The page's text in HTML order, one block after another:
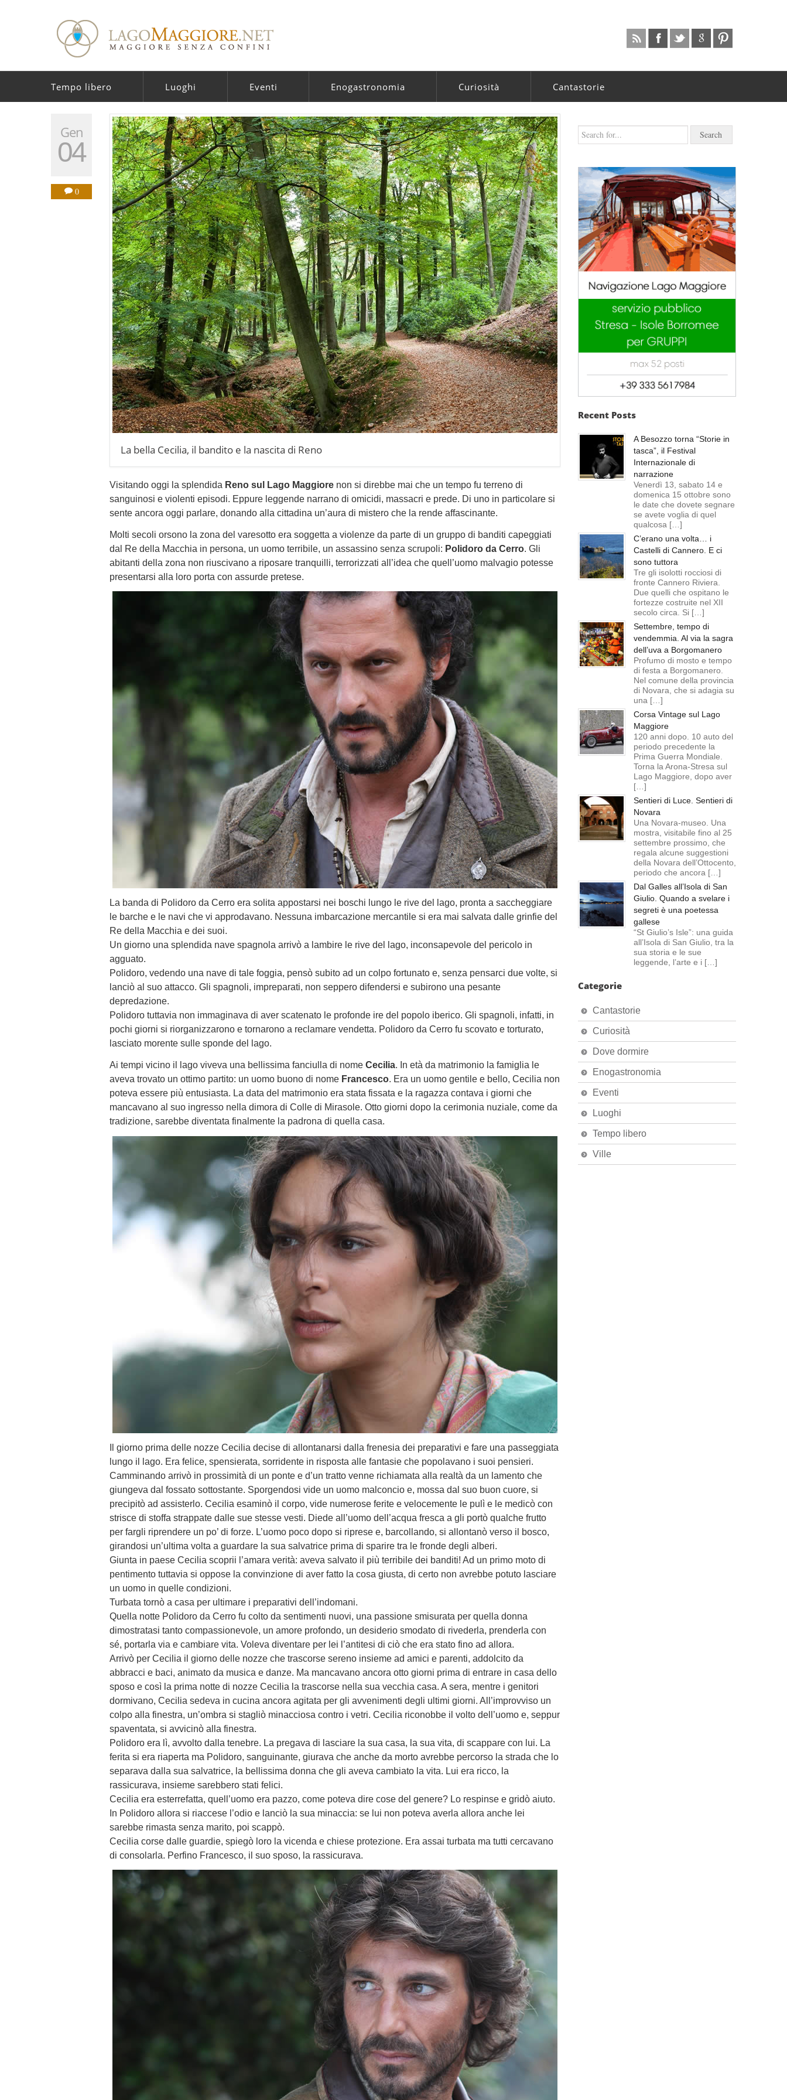
Tempo libero Luoghi Eventi Enogastronomia Curiosità Cantastorie
Gen
04
0
La bella Cecilia, il bandito e la nascita di Reno
Visitando oggi la splendida Reno sul Lago Maggiore non si direbbe mai che un tempo fu terreno di
sanguinosi e violenti episodi. Eppure leggende narrano di omicidi, massacri e prede. Di uno in particolare si
sente ancora oggi parlare, donando alla cittadina un’aura di mistero che la rende affascinante.
Molti secoli orsono la zona del varesotto era soggetta a violenze da parte di un gruppo di banditi capeggiati
dal Re della Macchia in persona, un uomo terribile, un assassino senza scrupoli: Polidoro da Cerro. Gli
abitanti della zona non riuscivano a riposare tranquilli, terrorizzati all’idea che quell’uomo malvagio potesse
presentarsi alla loro porta con assurde pretese.
La banda di Polidoro da Cerro era solita appostarsi nei boschi lungo le rive del lago, pronta a saccheggiare
le barche e le navi che vi approdavano. Nessuna imbarcazione mercantile si era mai salvata dalle grinfie del
Re della Macchia e dei suoi.
Un giorno una splendida nave spagnola arrivò a lambire le rive del lago, inconsapevole del pericolo in
agguato.
Polidoro, vedendo una nave di tale foggia, pensò subito ad un colpo fortunato e, senza pensarci due volte, si
lanciò al suo attacco. Gli spagnoli, impreparati, non seppero difendersi e subirono una pesante
depredazione.
Polidoro tuttavia non immaginava di aver scatenato le profonde ire del popolo iberico. Gli spagnoli, infatti, in
pochi giorni si riorganizzarono e tornarono a reclamare vendetta. Polidoro da Cerro fu scovato e torturato,
lasciato morente sulle sponde del lago.
Ai tempi vicino il lago viveva una bellissima fanciulla di nome Cecilia. In età da matrimonio la famiglia le
aveva trovato un ottimo partito: un uomo buono di nome Francesco. Era un uomo gentile e bello, Cecilia non
poteva essere più entusiasta. La data del matrimonio era stata fissata e la ragazza contava i giorni che
mancavano al suo ingresso nella dimora di Colle di Mirasole. Otto giorni dopo la cerimonia nuziale, come da
tradizione, sarebbe diventata finalmente la padrona di quella casa.
Il giorno prima delle nozze Cecilia decise di allontanarsi dalla frenesia dei preparativi e fare una passeggiata
lungo il lago. Era felice, spensierata, sorridente in risposta alle fantasie che popolavano i suoi pensieri.
Camminando arrivò in prossimità di un ponte e d’un tratto venne richiamata alla realtà da un lamento che
giungeva dal fossato sottostante. Sporgendosi vide un uomo malconcio e, mossa dal suo buon cuore, si
precipitò ad assisterlo. Cecilia esaminò il corpo, vide numerose ferite e velocemente le pulì e le medicò con
strisce di stoffa strappate dalle sue stesse vesti. Diede all’uomo dell’acqua fresca a gli portò qualche frutto
per fargli riprendere un po’ di forze. L’uomo poco dopo si riprese e, barcollando, si allontanò verso il bosco,
girandosi un’ultima volta a guardare la sua salvatrice prima di sparire tra le fronde degli alberi.
Giunta in paese Cecilia scoprii l’amara verità: aveva salvato il più terribile dei banditi! Ad un primo moto di
pentimento tuttavia si oppose la convinzione di aver fatto la cosa giusta, di certo non avrebbe potuto lasciare
un uomo in quelle condizioni.
Turbata tornò a casa per ultimare i preparativi dell’indomani.
Quella notte Polidoro da Cerro fu colto da sentimenti nuovi, una passione smisurata per quella donna
dimostratasi tanto compassionevole, un amore profondo, un desiderio smodato di rivederla, prenderla con
sé, portarla via e cambiare vita. Voleva diventare per lei l’antitesi di ciò che era stato fino ad allora.
Arrivò per Cecilia il giorno delle nozze che trascorse sereno insieme ad amici e parenti, addolcito da
abbracci e baci, animato da musica e danze. Ma mancavano ancora otto giorni prima di entrare in casa dello
sposo e così la prima notte di nozze Cecilia la trascorse nella sua vecchia casa. A sera, mentre i genitori
dormivano, Cecilia sedeva in cucina ancora agitata per gli avvenimenti degli ultimi giorni. All’improvviso un
colpo alla finestra, un’ombra si stagliò minacciosa contro i vetri. Cecilia riconobbe il volto dell’uomo e, seppur
spaventata, si avvicinò alla finestra.
Polidoro era lì, avvolto dalla tenebre. La pregava di lasciare la sua casa, la sua vita, di scappare con lui. La
ferita si era riaperta ma Polidoro, sanguinante, giurava che anche da morto avrebbe percorso la strada che lo
separava dalla sua salvatrice, la bellissima donna che gli aveva cambiato la vita. Lui era ricco, la
rassicurava, insieme sarebbero stati felici.
Cecilia era esterrefatta, quell’uomo era pazzo, come poteva dire cose del genere? Lo respinse e gridò aiuto.
In Polidoro allora si riaccese l’odio e lanciò la sua minaccia: se lui non poteva averla allora anche lei
sarebbe rimasta senza marito, poi scappò.
Cecilia corse dalle guardie, spiegò loro la vicenda e chiese protezione. Era assai turbata ma tutti cercavano
di consolarla. Perfino Francesco, il suo sposo, la rassicurava.
Recent Posts
A Besozzo torna “Storie in
tasca”, il Festival
Internazionale di
narrazione
Venerdì 13, sabato 14 e
domenica 15 ottobre sono
le date che dovete segnare
se avete voglia di quel
qualcosa […]
C’erano una volta… i
Castelli di Cannero. E ci
sono tuttora
Tre gli isolotti rocciosi di
fronte Cannero Riviera.
Due quelli che ospitano le
fortezze costruite nel XII
secolo circa. Si […]
Settembre, tempo di
vendemmia. Al via la sagra
dell’uva a Borgomanero
Profumo di mosto e tempo
di festa a Borgomanero.
Nel comune della provincia
di Novara, che si adagia su
una […]
Corsa Vintage sul Lago
Maggiore
120 anni dopo. 10 auto del
periodo precedente la
Prima Guerra Mondiale.
Torna la Arona-Stresa sul
Lago Maggiore, dopo aver
[…]
Sentieri di Luce. Sentieri di
Novara
Una Novara-museo. Una
mostra, visitabile fino al 25
settembre prossimo, che
regala alcune suggestioni
della Novara dell’Ottocento,
periodo che ancora […]
Dal Galles all’Isola di San
Giulio. Quando a svelare i
segreti è una poetessa
gallese
“St Giulio’s Isle”: una guida
all’Isola di San Giulio, tra la
sua storia e le sue
leggende, l’arte e i […]
Categorie
Cantastorie
Curiosità
Dove dormire
Enogastronomia
Eventi
Luoghi
Tempo libero
Ville